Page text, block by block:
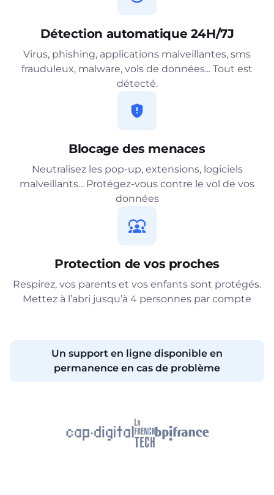
Détection automatique 24H/7J
Virus, phishing, applications malveillantes, sms
frauduleux, malware, vols de données... Tout est
détecté.
Blocage des menaces
Neutralisez les pop-up, extensions, logiciels
malveillants... Protégez-vous contre le vol de vos
données
Protection de vos proches
Respirez, vos parents et vos enfants sont protégés.
Mettez à l’abri jusqu’à 4 personnes par compte
Un support en ligne disponible en
permanence en cas de problème